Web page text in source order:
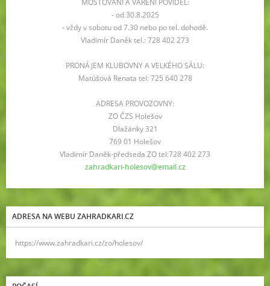
MOŠTOVÁNÍ A VAŘENÍ POVIDEL:
- od 30.8.2025
- vždy v sobotu od 7.30 nebo po tel. dohodě.
Vladimír Daněk tel.: 728 402 273
PRONÁJEM KLUBOVNY A VELKÉHO SÁLU:
Matúšová Renata tel: 725 640 278
ADRESA PROVOZOVNY:
ZO ČZS Holešov
Dlažánky 321
769 01 Holešov
Vladimír Daněk-předseda ZO tel:728 402 273
zahradkari-holesov@email.cz
ADRESA NA WEBU ZAHRADKARI.CZ
https://www.zahradkari.cz/zo/holesov/